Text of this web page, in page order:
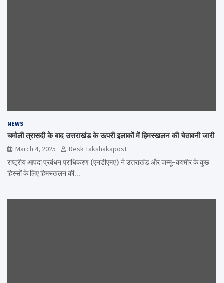
NEWS
चमोली त्रासदी के बाद उत्तराखंड के ऊपरी इलाकों में हिमस्खलन की चेतावनी जारी
March 4, 2025
Desk Takshakapost
राष्ट्रीय आपदा प्रबंधन प्राधिकरण (एनडीएमए) ने उत्तराखंड और जम्मू-कश्मीर के कुछ
हिस्सों के लिए हिमस्खलन की…